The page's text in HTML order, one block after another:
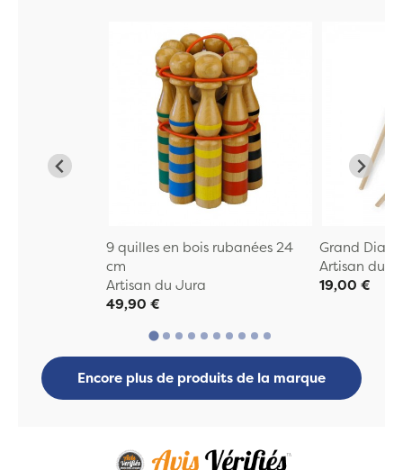
9 quilles en bois rubanées 24
cm
Artisan du Jura
49,90 €
Grand
Artisan du
19,00 €
Encore plus de produits de la marque